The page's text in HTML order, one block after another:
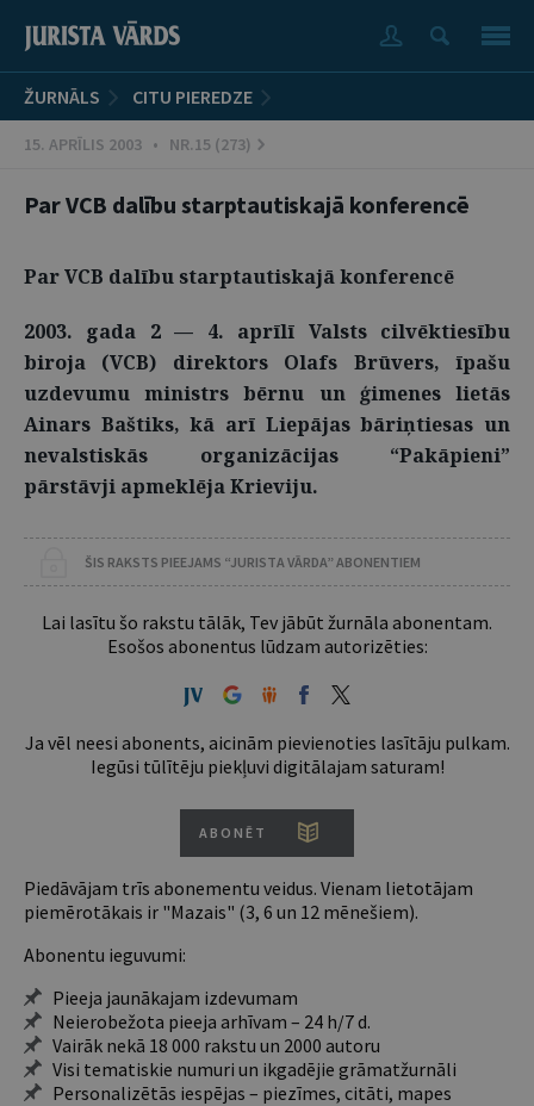
ŽURNĀLS CITU PIEREDZE
15. APRĪLIS 2003 • NR.15 (273)
Par VCB dalību starptautiskajā konferencē
Par VCB dalību starptautiskajā konferencē
2003. gada 2 — 4. aprīlī Valsts cilvēktiesību
biroja (VCB) direktors Olafs Brūvers, īpašu
uzdevumu ministrs bērnu un ģimenes lietās
Ainars Baštiks, kā arī Liepājas bāriņtiesas un
nevalstiskās organizācijas “Pakāpieni”
pārstāvji apmeklēja Krieviju.
ŠIS RAKSTS PIEEJAMS “JURISTA VĀRDA” ABONENTIEM
Lai lasītu šo rakstu tālāk, Tev jābūt žurnāla abonentam.
Esošos abonentus lūdzam autorizēties:
Ja vēl neesi abonents, aicinām pievienoties lasītāju pulkam.
Iegūsi tūlītēju piekļuvi digitālajam saturam!
ABONĒT
Piedāvājam trīs abonementu veidus. Vienam lietotājam
piemērotākais ir "Mazais" (3, 6 un 12 mēnešiem).
Abonentu ieguvumi:
Pieeja jaunākajam izdevumam
Neierobežota pieeja arhīvam – 24 h/7 d.
Vairāk nekā 18 000 rakstu un 2000 autoru
Visi tematiskie numuri un ikgadējie grāmatžurnāli
Personalizētās iespējas – piezīmes, citāti, mapes